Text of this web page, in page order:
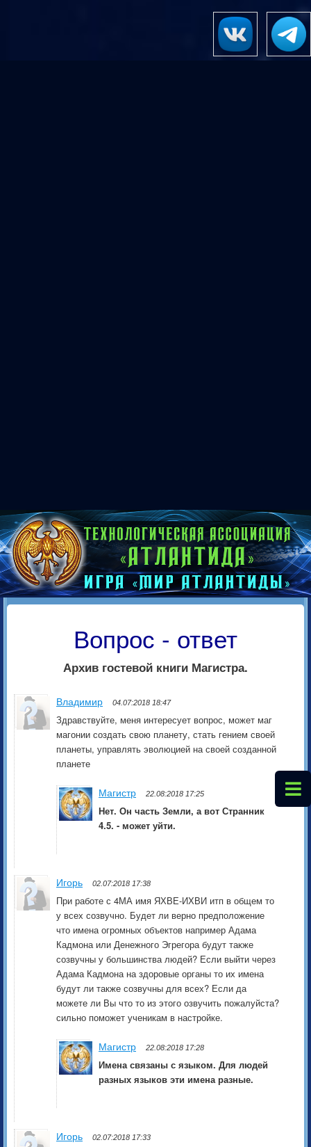
Вопрос - ответ
Архив гостевой книги Магистра.
Владимир 04.07:2018 18:47
Здравствуйте, меня интересует вопрос, может маг
магонии создать свою планету, стать гением своей
планеты, управлять эволюцией на своей созданной
планете
Магистр 22.08:2018 17:25
Нет. Он часть Земли, а вот Странник
4.5. - может уйти.
Игорь 02.07:2018 17:38
При работе с 4МА имя ЯХВЕ-ИХВИ итп в общем то
у всех созвучно. Будет ли верно предположение
что имена огромных объектов например Адама
Кадмона или Денежного Эгрегора будут также
созвучны у большинства людей? Если выйти через
Адама Кадмона на здоровые органы то их имена
будут ли также созвучны для всех? Если да
можете ли Вы что то из этого озвучить пожалуйста?
сильно поможет ученикам в настройке.
Магистр 22.08:2018 17:28
Имена связаны с языком. Для людей
разных языков эти имена разные.
Игорь 02.07:2018 17:33